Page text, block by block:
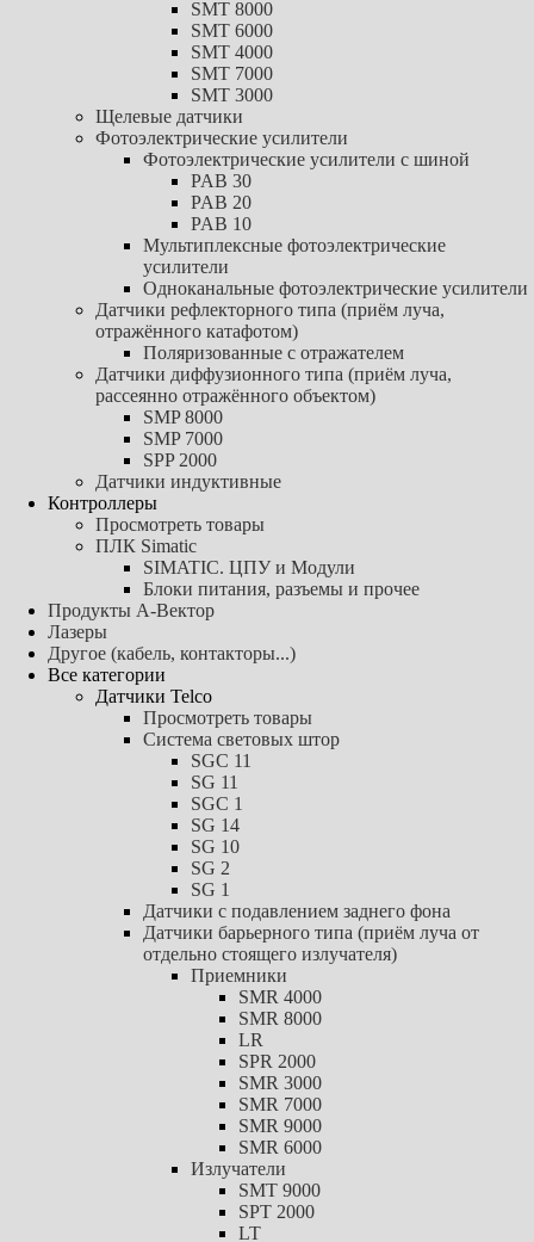
SMT 8000
SMT 6000
SMT 4000
SMT 7000
SMT 3000
Щелевые датчики
Фотоэлектрические усилители
Фотоэлектрические усилители с шиной
PAB 30
PAB 20
PAB 10
Мультиплексные фотоэлектрические
усилители
Одноканальные фотоэлектрические усилители
Датчики рефлекторного типа (приём луча,
отражённого катафотом)
Поляризованные с отражателем
Датчики диффузионного типа (приём луча,
рассеянно отражённого объектом)
SMP 8000
SMP 7000
SPP 2000
Датчики индуктивные
Контроллеры
Просмотреть товары
ПЛК Simatic
SIMATIC. ЦПУ и Модули
Блоки питания, разъемы и прочее
Продукты А-Вектор
Лазеры
Другое (кабель, контакторы...)
Все категории
Датчики Telco
Просмотреть товары
Система световых штор
SGC 11
SG 11
SGC 1
SG 14
SG 10
SG 2
SG 1
Датчики с подавлением заднего фона
Датчики барьерного типа (приём луча от
отдельно стоящего излучателя)
Приемники
SMR 4000
SMR 8000
LR
SPR 2000
SMR 3000
SMR 7000
SMR 9000
SMR 6000
Излучатели
SMT 9000
SPT 2000
LT